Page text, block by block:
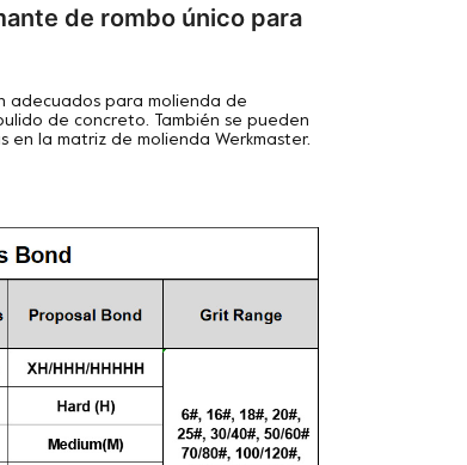
de rombo único para
adecuados para molienda de
de concreto. También se pueden
en la matriz de molienda Werkmaster.